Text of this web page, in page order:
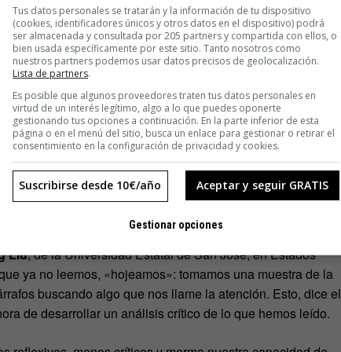
nuestra productividad, nuestras posibilidades de
de casi todo, pero también nos ha traído una ingente
de nosotros está preparado y que ya está reconfigurando
sobre dopamina y, cuando nos falta, nos
indican que nuestra capacidad de concentraciónha caído
les cuesta más leer de manera crítica y sacar
Es generalizado ese fenómeno de leer en diagonal, de
si fuéramos los famosos robots de Google, consumiendo
Y luego a otra.
Liu, de la Universidad Estatal de San José, en Estados
ya no leemos, «hojeamos»: tomamos una muestra de la
buscando algo que nos llame la atención. Esto, dice el
de desarrollar un análisis crítico de lo que hemos leído.
Tus datos personales se tratarán y la información de tu dispositivo
(cookies, identificadores únicos y otros datos en el dispositivo) podrá
ser almacenada y consultada por 205 partners y compartida con ellos, o
bien usada específicamente por este sitio. Tanto nosotros como
nuestros partners podemos usar datos precisos de geolocalización.
Lista de partners.
Es posible que algunos proveedores traten tus datos personales en
virtud de un interés legítimo, algo a lo que puedes oponerte
gestionando tus opciones a continuación. En la parte inferior de esta
página o en el menú del sitio, busca un enlace para gestionar o retirar el
consentimiento en la configuración de privacidad y cookies.
Aceptar y seguir GRATIS
Suscribirse desde 10€/año
Gestionar opciones